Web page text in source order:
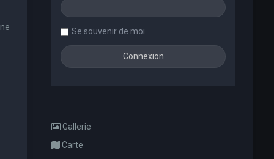
Se souvenir de moi
Gallerie
Carte